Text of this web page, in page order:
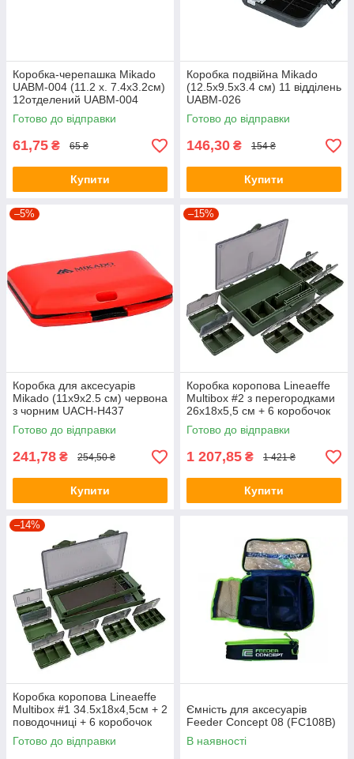
Коробка-черепашка Mikado
UABM-004 (11.2 х. 7.4х3.2см)
12отделений UABM-004
Готово до відправки
61,75 ₴ 65 ₴
Купити
Коробка подвійна Mikado
(12.5x9.5x3.4 см) 11 відділень
UABM-026
Готово до відправки
146,30 ₴ 154 ₴
Купити
–5%
Коробка для аксесуарів
Mikado (11x9x2.5 см) червона
з чорним UACH-H437
Готово до відправки
241,78 ₴ 254,50 ₴
Купити
–15%
Коробка коропова Lineaeffe
Multibox #2 з перегородками
26х18х5,5 см + 6 коробочок
6631505
Готово до відправки
1 207,85 ₴ 1 421 ₴
Купити
–14%
Коробка коропова Lineaeffe
Multibox #1 34.5х18х4,5см + 2
поводочниці + 6 коробочок
6631500
Готово до відправки
Ємність для аксесуарів
Feeder Concept 08 (FC108B)
В наявності